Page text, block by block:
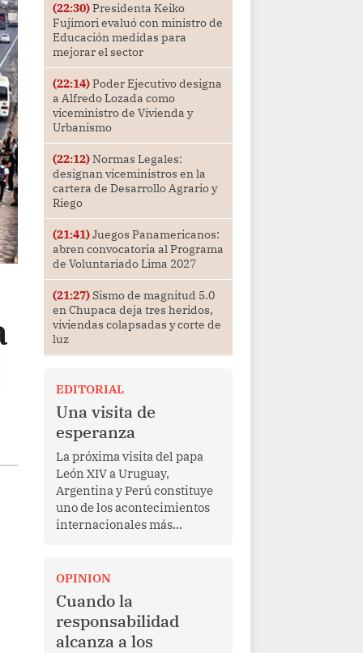
(22:30)Presidenta Keiko
Fujimori evaluó con ministro de
Educación medidas para
mejorar el sector
(22:14)Poder Ejecutivo designa
a Alfredo Lozada como
viceministro de Vivienda y
Urbanismo
(22:12)Normas Legales:
designan viceministros en la
cartera de Desarrollo Agrario y
Riego
(21:41)Juegos Panamericanos:
abren convocatoria al Programa
de Voluntariado Lima 2027
(21:27)Sismo de magnitud 5.0
en Chupaca deja tres heridos,
viviendas colapsadas y corte de
luz
EDITORIAL
Una visita de
esperanza
La próxima visita del papa
León XIV a Uruguay,
Argentina y Perú constituye
uno de los acontecimientos
internacionales más
Más allá de su dimensión
religiosa, esta gira
representa una oportunidad
para reafirmar el valor del
diálogo, fortalecer los
OPINION
Cuando la
responsabilidad
alcanza a los